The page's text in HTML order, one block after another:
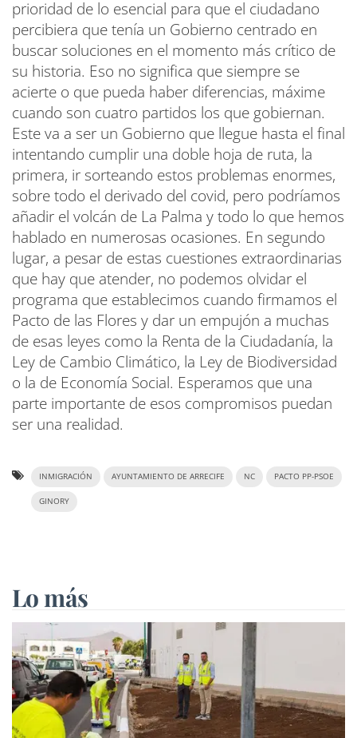
prioridad de lo esencial para que el ciudadano
percibiera que tenía un Gobierno centrado en
buscar soluciones en el momento más crítico de
su historia. Eso no significa que siempre se
acierte o que pueda haber diferencias, máxime
cuando son cuatro partidos los que gobiernan.
Este va a ser un Gobierno que llegue hasta el final
intentando cumplir una doble hoja de ruta, la
primera, ir sorteando estos problemas enormes,
sobre todo el derivado del covid, pero podríamos
añadir el volcán de La Palma y todo lo que hemos
hablado en numerosas ocasiones. En segundo
lugar, a pesar de estas cuestiones extraordinarias
que hay que atender, no podemos olvidar el
programa que establecimos cuando firmamos el
Pacto de las Flores y dar un empujón a muchas
de esas leyes como la Renta de la Ciudadanía, la
Ley de Cambio Climático, la Ley de Biodiversidad
o la de Economía Social. Esperamos que una
parte importante de esos compromisos puedan
ser una realidad.
INMIGRACIÓN AYUNTAMIENTO DE ARRECIFE NC PACTO PP-PSOE
GINORY
Lo más